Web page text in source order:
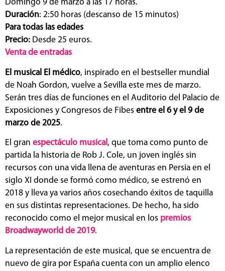
Domingo 9 de marzo a las 17 horas.
Duración: 2:50 horas (descanso de 15 minutos)
Para todas las edades
Precio: Desde 25 euros.
Venta de entradas
El musical El médico, inspirado en el bestseller mundial
de Noah Gordon, vuelve a Sevilla este mes de marzo.
Serán tres días de funciones en el Auditorio del Palacio de
Exposiciones y Congresos de Fibes entre el 6 y el 9 de
marzo de 2025.
El gran espectáculo musical , que toma como punto de
partida la historia de Rob J. Cole, un joven inglés sin
recursos con una vida llena de aventuras en Persia en el
siglo XI donde se formó como médico, se estrenó en
2018 y lleva ya varios años cosechando éxitos de taquilla
en sus distintas representaciones. De hecho, ha sido
reconocido como el mejor musical en los premios
Broadwayworld de 2019.
La representación de este musical, que se encuentra de
nuevo de gira por España cuenta con un amplio elenco